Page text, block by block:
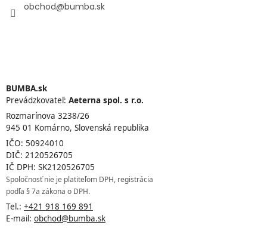
obchod@bumba.sk
BUMBA.sk
Prevádzkovateľ: Aeterna spol. s r.o.
Rozmarínova 3238/26
945 01 Komárno, Slovenská republika
IČO: 50924010
DIČ: 2120526705
IČ DPH: SK2120526705
Spoločnosť nie je platiteľom DPH, registrácia
podľa § 7a zákona o DPH.
Tel.: +421 918 169 891
E-mail: obchod@bumba.sk